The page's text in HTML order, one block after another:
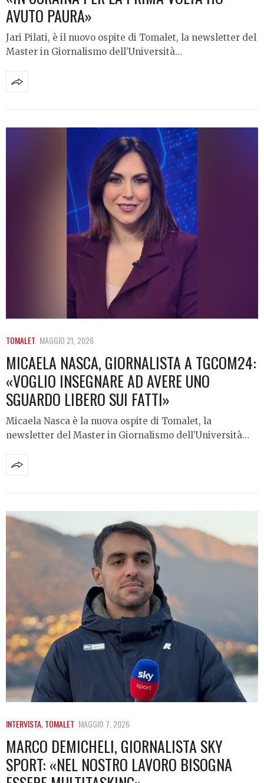
AVUTO PAURA»
Jari Pilati, è il nuovo ospite di Tomalet, la newsletter del
Master in Giornalismo dell’Università…
TOMALET MAGGIO 21, 2026
MICAELA NASCA, GIORNALISTA A TGCOM24:
«VOGLIO INSEGNARE AD AVERE UNO
SGUARDO LIBERO SUI FATTI»
Micaela Nasca è la nuova ospite di Tomalet, la
newsletter del Master in Giornalismo dell’Università…
INTERVISTA,TOMALET MAGGIO 7, 2026
MARCO DEMICHELI, GIORNALISTA SKY
SPORT: «NEL NOSTRO LAVORO BISOGNA